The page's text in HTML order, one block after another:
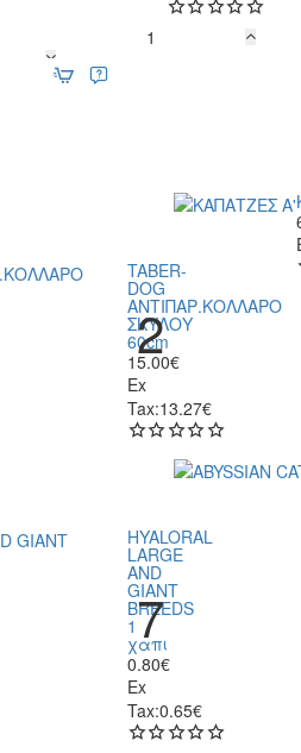
ΣΤΡΟΓΓΥΛΗ
TABER-
DOG
ΑΝΤΙΠΑΡ.ΚΟΛΛΑΡΟ
ΣΚΥΛΟΥ
60cm
15.00€
Ex
Tax:13.27€
HYALORAL
LARGE
AND
GIANT
BREEDS
1
χαπι
0.80€
Ex
Tax:0.65€